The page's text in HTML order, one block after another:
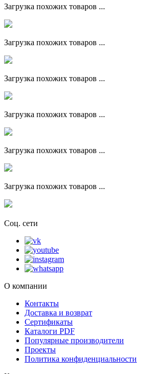
Загрузка похожих товаров ...
Загрузка похожих товаров ...
Загрузка похожих товаров ...
Загрузка похожих товаров ...
Загрузка похожих товаров ...
Загрузка похожих товаров ...
Соц. сети
О компании
Контакты
Доставка и возврат
Сертификаты
Каталоги PDF
Популярные производители
Проекты
Политика конфиденциальности